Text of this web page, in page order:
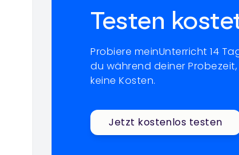
Testen
Probiere meinUnterricht 14
du während deiner
keine Kosten.
Jetzt kostenlos testen